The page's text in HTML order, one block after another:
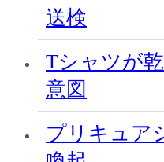
送検
Tシャツが
意図
プリキュア